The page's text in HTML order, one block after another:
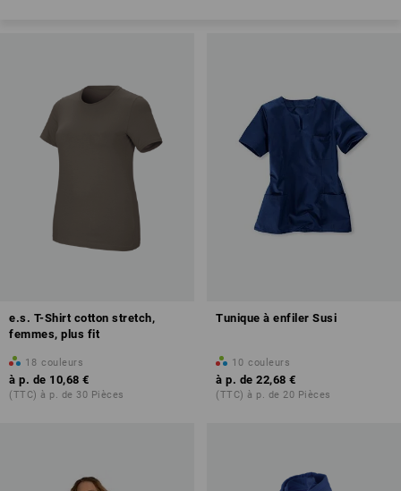
e.s. T-Shirt cotton stretch,
femmes, plus fit
18 couleurs
à p. de 10,68 €
(TTC) à p. de 30 Pièces
Tunique à enfiler Susi
10 couleurs
à p. de 22,68 €
(TTC) à p. de 20 Pièces